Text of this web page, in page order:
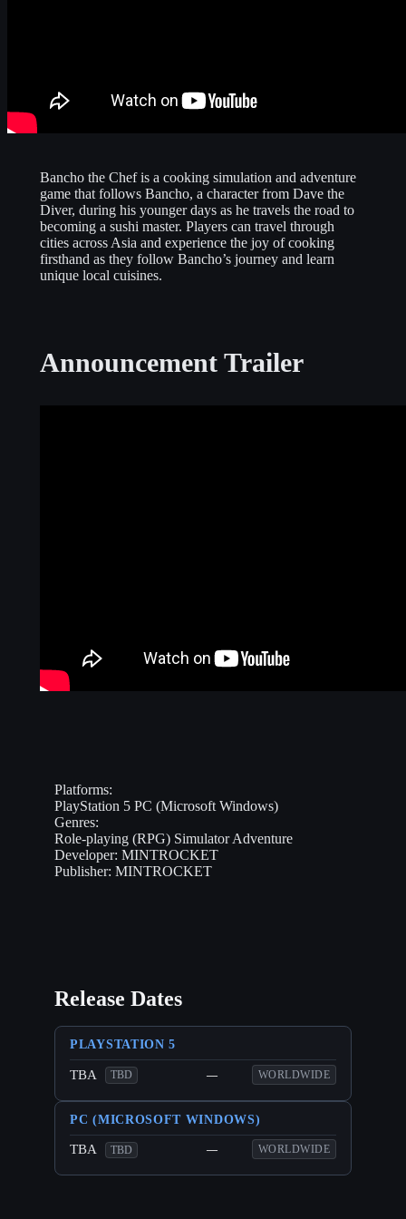
Bancho the Chef is a cooking simulation and adventure
game that follows Bancho, a character from Dave the
Diver, during his younger days as he travels the road to
becoming a sushi master. Players can travel through
cities across Asia and experience the joy of cooking
firsthand as they follow Bancho’s journey and learn
unique local cuisines.
Announcement Trailer
Platforms:
PlayStation 5 PC (Microsoft Windows)
Genres:
Role-playing (RPG) SimulatorAdventure
Developer: MINTROCKET
Publisher: MINTROCKET
Release Dates
PLAYSTATION 5
TBA TBD — WORLDWIDE
PC (MICROSOFT WINDOWS)
TBA TBD — WORLDWIDE